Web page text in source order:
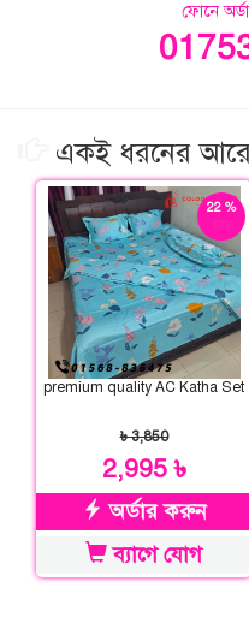
ফোনে
একই ধরনের
22 %
premium quality AC Katha Set
৳ 3,850
2,995 ৳
অর্ডার করুন
ব্যাগে যোগ